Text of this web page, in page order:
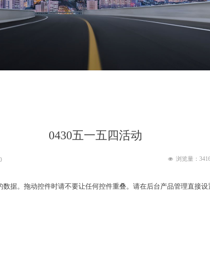
넶 浏览量：
0430五一五四活动
数据。拖动控件时请不要让任何控件重叠。请在后台产品管理直接